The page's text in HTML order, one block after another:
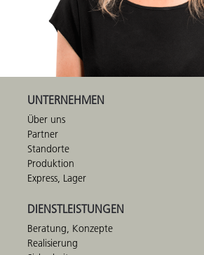
UNTERNEHMEN
Über uns
Partner
Standorte
Produktion
Express, Lager
DIENSTLEISTUNGEN
Beratung, Konzepte
Realisierung